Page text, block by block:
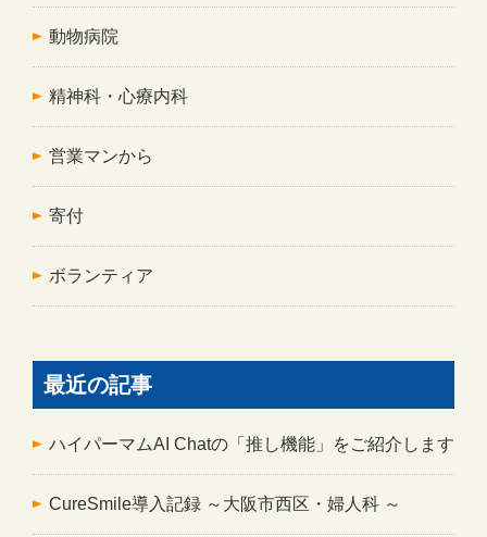
動物病院
精神科・心療内科
営業マンから
寄付
ボランティア
最近の記事
ハイパーマムAI Chatの「推し機能」をご紹介します
CureSmile導入記録 ～大阪市西区・婦人科 ～